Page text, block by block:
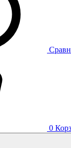
0